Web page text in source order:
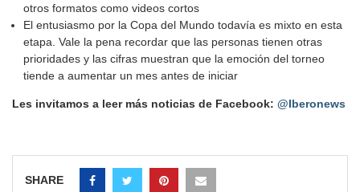
otros formatos como videos cortos
El entusiasmo por la Copa del Mundo todavía es mixto en esta
etapa. Vale la pena recordar que las personas tienen otras
prioridades y las cifras muestran que la emoción del torneo
tiende a aumentar un mes antes de iniciar
Les invitamos a leer más noticias de Facebook: @Iberonews
SHARE